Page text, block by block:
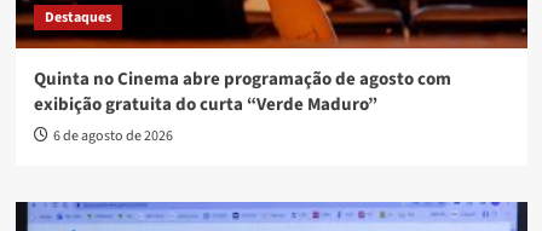
Destaques
Quinta no Cinema abre programação de agosto com
exibição gratuita do curta “Verde Maduro”
6 de agosto de 2026